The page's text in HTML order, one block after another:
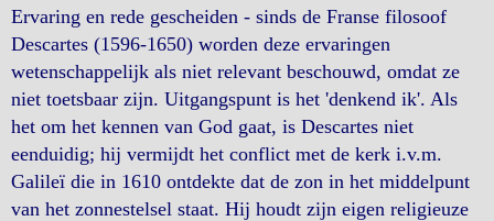
Ervaring en rede gescheiden - sinds de Franse filosoof
Descartes (1596-1650) worden deze ervaringen
wetenschappelijk als niet relevant beschouwd, omdat ze
niet toetsbaar zijn. Uitgangspunt is het 'denkend ik'. Als
het om het kennen van God gaat, is Descartes niet
eenduidig; hij vermijdt het conflict met de kerk i.v.m.
Galileï die in 1610 ontdekte dat de zon in het middelpunt
van het zonnestelsel staat. Hij houdt zijn eigen religieuze